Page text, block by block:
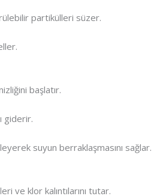
partikülleri süzer.
başlatır.
giderir.
suyun berraklaşmasını sağlar.
ve klor kalıntılarını tutar.